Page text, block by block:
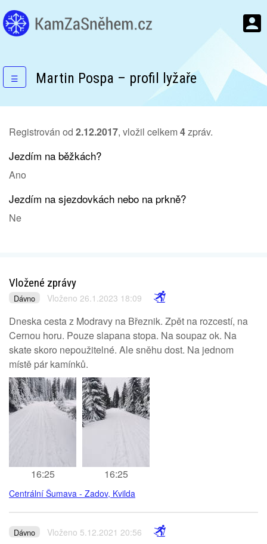
☰ Martin Pospa – profil lyžaře
Registrován od 2.12.2017, vložil celkem4zpráv.
Jezdím na běžkách?
Ano
Jezdím na sjezdovkách nebo na prkně?
Ne
Vložené zprávy
Dávno Vloženo 26.1.2023 18:09
Dneska cesta z Modravy na Březnik. Zpět na rozcestí, na
Cernou horu. Pouze slapana stopa. Na soupaz ok. Na
skate skoro nepoužitelné. Ale sněhu dost. Na jednom
místě pár kamínků.
16:25 16:25
Centrální Šumava - Zadov, Kvilda
Dávno Vloženo 5.12.2021 20:56